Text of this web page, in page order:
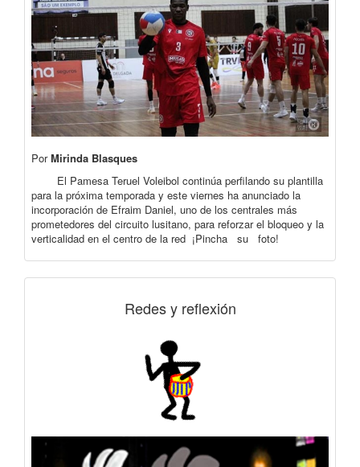
PorMirinda Blasques
El Pamesa Teruel Voleibol continúa perfilando su plantilla
para la próxima temporada y este viernes ha anunciado la
incorporación de Efraim Daniel, uno de los centrales más
prometedores del circuito lusitano, para reforzar el bloqueo y la
verticalidad en el centro de la red ¡Pincha su foto!
Redes y reflexión